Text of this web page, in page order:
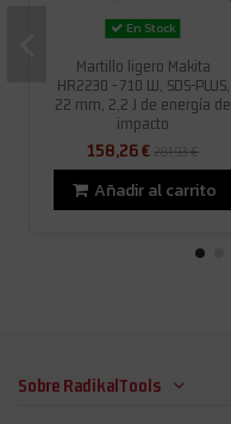
En Stock
Martillo ligero Makita
HR2230 - 710 W, SDS-PLUS,
22 mm, 2,2 J de energía de
impacto
158,26 €281,93 €
Añadir al carrito
Sobre RadikalTools